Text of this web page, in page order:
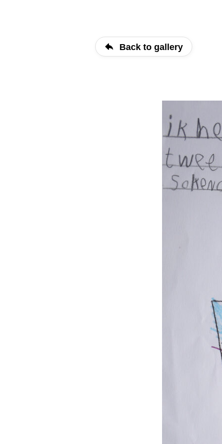
Back to gallery